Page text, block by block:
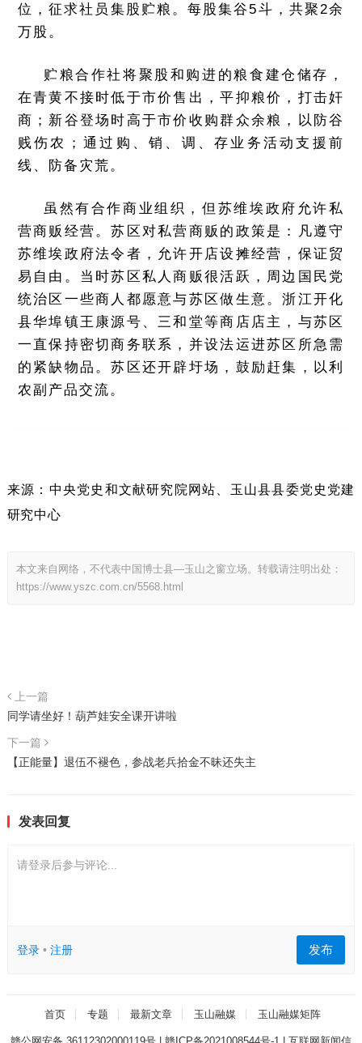
位，征求社员集股贮粮。每股集谷5斗，共聚2余
万股。
贮粮合作社将聚股和购进的粮食建仓储存，
在青黄不接时低于市价售出，平抑粮价，打击奸
商；新谷登场时高于市价收购群众余粮，以防谷
贱伤农；通过购、销、调、存业务活动支援前
线、防备灾荒。
虽然有合作商业组织，但苏维埃政府允许私
营商贩经营。苏区对私营商贩的政策是：凡遵守
苏维埃政府法令者，允许开店设摊经营，保证贸
易自由。当时苏区私人商贩很活跃，周边国民党
统治区一些商人都愿意与苏区做生意。浙江开化
县华埠镇王康源号、三和堂等商店店主，与苏区
一直保持密切商务联系，并设法运进苏区所急需
的紧缺物品。苏区还开辟圩场，鼓励赶集，以利
农副产品交流。
来源：中央党史和文献研究院网站、 玉山县县委党史党建
研究中心
本文来自网络，不代表中国博士县—玉山之窗立场。转载请注明出处：
https://www.yszc.com.cn/5568.html
上一篇
同学请坐好！葫芦娃安全课开讲啦
下一篇
【正能量】退伍不褪色，参战老兵拾金不昧还失主
发表回复
请登录后参与评论...
登录• 注册 发布
首页 专题 最新文章 玉山融媒 玉山融媒矩阵